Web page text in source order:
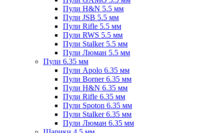
Пули H&N 5.5 мм
Пули JSB 5.5 мм
Пули Rifle 5.5 мм
Пули RWS 5.5 мм
Пули Stalker 5.5 мм
Пули Люман 5.5 мм
Пули 6.35 мм
Пули Apolo 6.35 мм
Пули Borner 6.35 мм
Пули H&N 6.35 мм
Пули Rifle 6.35 мм
Пули Spoton 6.35 мм
Пули Stalker 6.35 мм
Пули Люман 6.35 мм